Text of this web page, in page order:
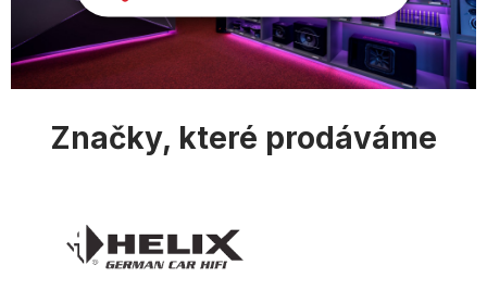
Značky, které prodáváme